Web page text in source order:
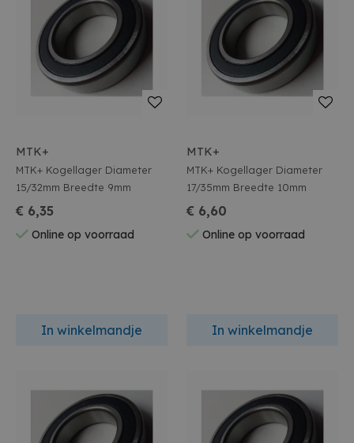
MTK+
MTK+ Kogellager Diameter
15/32mm Breedte 9mm
€ 6,35
Online op voorraad
In winkelmandje
MTK+
MTK+ Kogellager Diameter
17/35mm Breedte 10mm
€ 6,60
Online op voorraad
In winkelmandje